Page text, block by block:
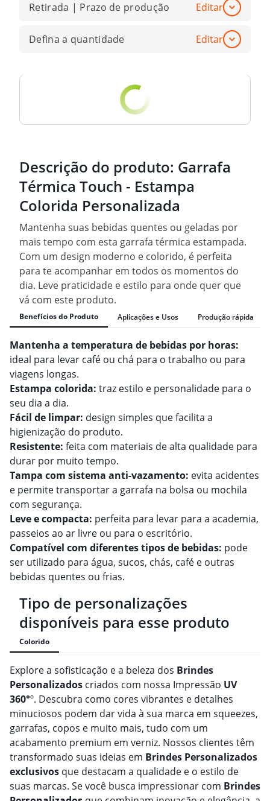
Retirada | Prazo de produção Editar
Defina a quantidade Editar
Descrição do produto: Garrafa
Térmica Touch - Estampa
Colorida Personalizada
Mantenha suas bebidas quentes ou geladas por
mais tempo com esta garrafa térmica estampada.
Com um design moderno e colorido, é perfeita
para te acompanhar em todos os momentos do
dia. Leve praticidade e estilo para onde quer que
vá com este produto.
Benefícios do Produto Aplicações e Usos Produção rápida
Mantenha a temperatura de bebidas por horas:
ideal para levar café ou chá para o trabalho ou para
viagens longas.
Estampa colorida: traz estilo e personalidade para o
seu dia a dia.
Fácil de limpar: design simples que facilita a
higienização do produto.
Resistente: feita com materiais de alta qualidade para
durar por muito tempo.
Tampa com sistema anti-vazamento: evita acidentes
e permite transportar a garrafa na bolsa ou mochila
com segurança.
Leve e compacta: perfeita para levar para a academia,
passeios ao ar livre ou para o escritório.
Compatível com diferentes tipos de bebidas: pode
ser utilizado para água, sucos, chás, café e outras
bebidas quentes ou frias.
Tipo de personalizações
disponíveis para esse produto
Colorido
Explore a sofisticação e a beleza dos Brindes
Personalizados criados com nossa Impressão UV
360°º. Descubra como cores vibrantes e detalhes
minuciosos podem dar vida à sua marca em squeezes,
garrafas, copos e muito mais, tudo com um
acabamento premium em verniz. Nossos clientes têm
transformado suas ideias em Brindes Personalizados
exclusivos que destacam a qualidade e o estilo de
suas marcas. Se você busca impressionar com Brindes